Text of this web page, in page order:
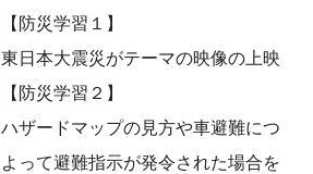
【防災学習１】
東日本大震災がテーマの映像の上映会
【防災学習２】
ハザードマップの見方や車避難につい
よって避難指示が発令された場合を想